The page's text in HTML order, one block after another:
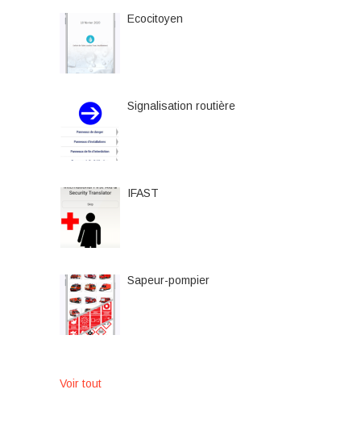
Ecocitoyen
Signalisation routière
IFAST
Sapeur-pompier
Voir tout